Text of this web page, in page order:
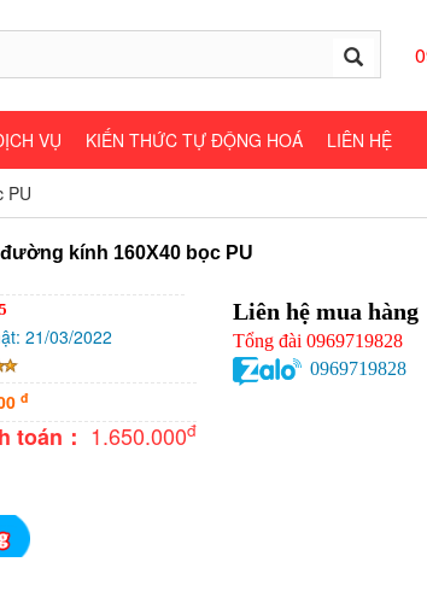
VỤ KIẾN THỨC TỰ ĐỘNG HOÁ LIÊN HỆ
PU
kính 160X40 bọc PU
21/03/2022
đ
toán ： 1.650.000đ
Liên hệ mua hàng
Tổng đài 0969719828
0969719828